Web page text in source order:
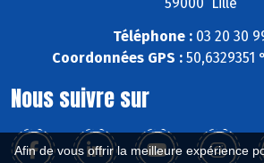
Afin de vous offrir la meilleure expérience
Téléphone : 03 20 30
Coordonnées GPS :50,6329351
Nous suivre sur